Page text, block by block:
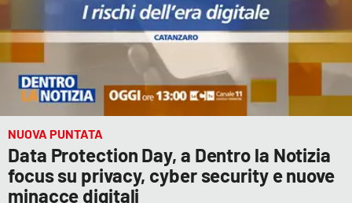
Venti di comunicazione
STREAMING
LaC TV
LaC Network
LaC OnAir
NUOVA PUNTATA
Data Protection Day, a Dentro la Notizia
focus su privacy, cyber security e nuove
minacce digitali